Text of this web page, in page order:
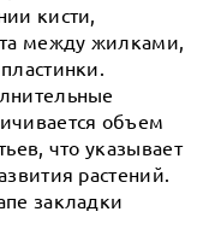
кисти,
между жилками,
объем
что указывает
растений.
закладки